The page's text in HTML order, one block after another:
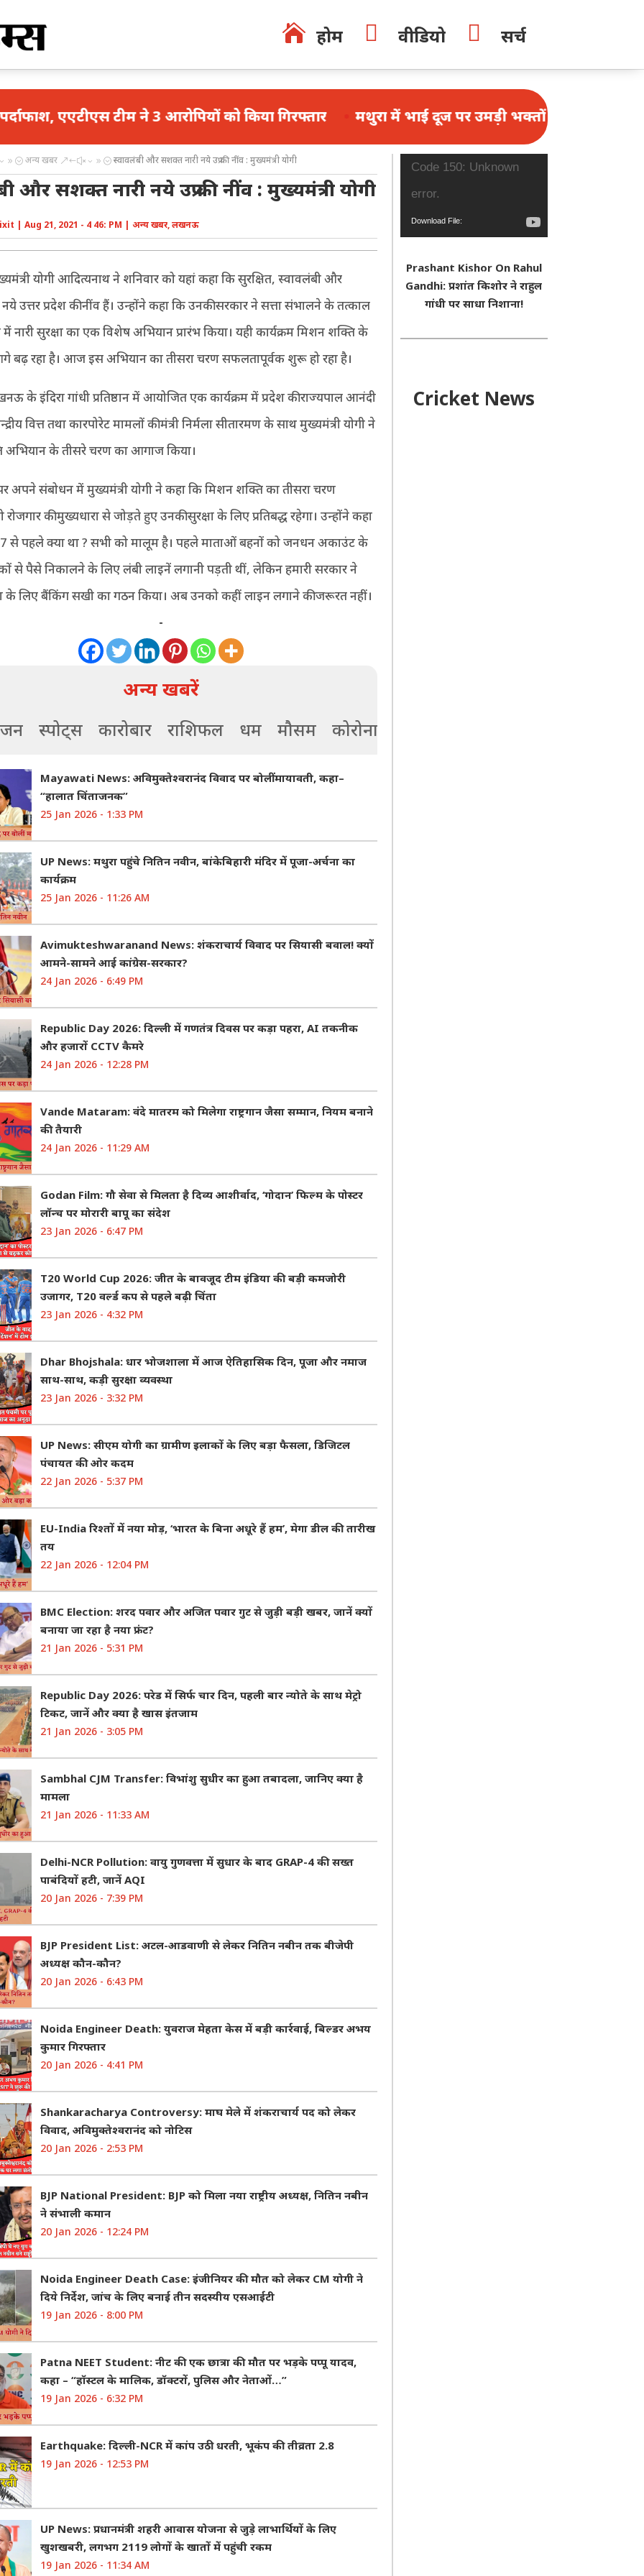
 सर्च
 वीडियो
 होम
टीम ने 3 आरोपियों को किया गिरफ्तार मथुरा में भाई दूज पर उमड़ी भक्तों की भीड़, 1.25 लाख श्रद्धालुओं
अन्य खबर &#x39; स्वावलंबी और सशक्त नारी नये उप्र की नींव : मुख्यमंत्री योगी
और सशक्त नारी नये उप्र की नींव : मुख्यमंत्री योगी
|Aug 21, 2021 - 4 46: PM |अन्य खबर,लखनऊ
योगी आदित्यनाथ ने शनिवार को यहां कहा कि सुरक्षित, स्वावलंबी और
उत्तर प्रदेश की नींव हैं। उन्होंने कहा कि उनकी सरकार ने सत्ता संभालने के तत्काल
में नारी सुरक्षा का एक विशेष अभियान प्रारंभ किया। यही कार्यक्रम मिशन शक्ति के
बढ़ रहा है। आज इस अभियान का तीसरा चरण सफलतापूर्वक शुरू हो रहा है।
के इंदिरा गांधी प्रतिष्ठान में आयोजित एक कार्यक्रम में प्रदेश की राज्यपाल आनंदी
वित्त तथा कारपोरेट मामलों की मंत्री निर्मला सीतारमण के साथ मुख्यमंत्री योगी ने
अभियान के तीसरे चरण का आगाज किया।
अपने संबोधन में मुख्यमंत्री योगी ने कहा कि मिशन शक्ति का तीसरा चरण
की मुख्यधारा से जोड़ते हुए उनकी सुरक्षा के लिए प्रतिबद्ध रहेगा। उन्होंने कहा
से पहले क्या था ? सभी को मालूम है। पहले माताओं बहनों को जनधन अकाउंट के
से पैसे निकालने के लिए लंबी लाइनें लगानी पड़ती थीं, लेकिन हमारी सरकार ने
के लिए बैंकिंग सखी का गठन किया। अब उनको कहीं लाइन लगाने की जरूरत नहीं।
-
अन्य खबरें
स्पोर्ट्स कारोबार राशिफल धर्म मौसम कोरोना
Mayawati News: अविमुक्तेश्वरानंद विवाद पर बोलीं मायावती, कहा–
“हालात चिंताजनक”
25 Jan 2026 - 1:33 PM
UP News: मथुरा पहुंचे नितिन नवीन, बांकेबिहारी मंदिर में पूजा-अर्चना का
कार्यक्रम
25 Jan 2026 - 11:26 AM
Avimukteshwaranand News: शंकराचार्य विवाद पर सियासी बवाल! क्यों
आमने-सामने आई कांग्रेस-सरकार?
24 Jan 2026 - 6:49 PM
Republic Day 2026: दिल्ली में गणतंत्र दिवस पर कड़ा पहरा, AI तकनीक
और हजारों CCTV कैमरे
24 Jan 2026 - 12:28 PM
Vande Mataram: वंदे मातरम को मिलेगा राष्ट्रगान जैसा सम्मान, नियम बनाने
की तैयारी
24 Jan 2026 - 11:29 AM
Godan Film: गौ सेवा से मिलता है दिव्य आशीर्वाद, ‘गोदान’ फिल्म के पोस्टर
लॉन्च पर मोरारी बापू का संदेश
23 Jan 2026 - 6:47 PM
T20 World Cup 2026: जीत के बावजूद टीम इंडिया की बड़ी कमजोरी
उजागर, T20 वर्ल्ड कप से पहले बढ़ी चिंता
23 Jan 2026 - 4:32 PM
Dhar Bhojshala: धार भोजशाला में आज ऐतिहासिक दिन, पूजा और नमाज
साथ-साथ, कड़ी सुरक्षा व्यवस्था
23 Jan 2026 - 3:32 PM
UP News: सीएम योगी का ग्रामीण इलाकों के लिए बड़ा फैसला, डिजिटल
पंचायत की ओर कदम
22 Jan 2026 - 5:37 PM
EU-India रिश्तों में नया मोड़, ‘भारत के बिना अधूरे हैं हम’, मेगा डील की तारीख
तय
22 Jan 2026 - 12:04 PM
BMC Election: शरद पवार और अजित पवार गुट से जुड़ी बड़ी खबर, जानें क्यों
बनाया जा रहा है नया फ्रंट?
21 Jan 2026 - 5:31 PM
Republic Day 2026: परेड में सिर्फ चार दिन, पहली बार न्योते के साथ मेट्रो
टिकट, जानें और क्या है खास इंतजाम
21 Jan 2026 - 3:05 PM
Sambhal CJM Transfer: विभांशु सुधीर का हुआ तबादला, जानिए क्या है
मामला
21 Jan 2026 - 11:33 AM
Delhi-NCR Pollution: वायु गुणवत्ता में सुधार के बाद GRAP-4 की सख्त
पाबंदियों हटी, जानें AQI
20 Jan 2026 - 7:39 PM
BJP President List: अटल-आडवाणी से लेकर नितिन नबीन तक बीजेपी
अध्यक्ष कौन-कौन?
20 Jan 2026 - 6:43 PM
Noida Engineer Death: युवराज मेहता केस में बड़ी कार्रवाई, बिल्डर अभय
कुमार गिरफ्तार
20 Jan 2026 - 4:41 PM
Shankaracharya Controversy: माघ मेले में शंकराचार्य पद को लेकर
विवाद, अविमुक्तेश्वरानंद को नोटिस
20 Jan 2026 - 2:53 PM
BJP National President: BJP को मिला नया राष्ट्रीय अध्यक्ष, नितिन नबीन
ने संभाली कमान
20 Jan 2026 - 12:24 PM
Noida Engineer Death Case: इंजीनियर की मौत को लेकर CM योगी ने
दिये निर्देश, जांच के लिए बनाई तीन सदस्यीय एसआईटी
19 Jan 2026 - 8:00 PM
Patna NEET Student: नीट की एक छात्रा की मौत पर भड़के पप्पू यादव,
कहा – “हॉस्टल के मालिक, डॉक्टरों, पुलिस और नेताओं…”
19 Jan 2026 - 6:32 PM
Earthquake: दिल्ली-NCR में कांप उठी धरती, भूकंप की तीव्रता 2.8
19 Jan 2026 - 12:53 PM
UP News: प्रधानमंत्री शहरी आवास योजना से जुड़े लाभार्थियों के लिए
खुशखबरी, लगभग 2119 लोगों के खातों में पहुंची रकम
19 Jan 2026 - 11:34 AM
Video
Player
Code 150: Unknown
error.
Download File:
v=N_f4W2r2nys&_=1
Prashant Kishor On Rahul
Gandhi: प्रशांत किशोर ने राहुल
गांधी पर साधा निशाना!
Cricket News